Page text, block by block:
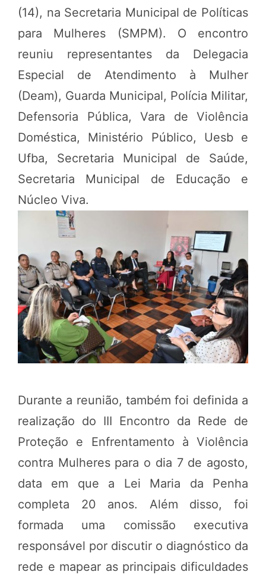
(14), na Secretaria Municipal de Políticas
para Mulheres (SMPM). O encontro
reuniu representantes da Delegacia
Especial de Atendimento à Mulher
(Deam), Guarda Municipal, Polícia Militar,
Defensoria Pública, Vara de Violência
Doméstica, Ministério Público, Uesb e
Ufba, Secretaria Municipal de Saúde,
Secretaria Municipal de Educação e
Núcleo Viva.
Durante a reunião, também foi definida a
realização do III Encontro da Rede de
Proteção e Enfrentamento à Violência
contra Mulheres para o dia 7 de agosto,
data em que a Lei Maria da Penha
completa 20 anos. Além disso, foi
formada uma comissão executiva
responsável por discutir o diagnóstico da
rede e mapear as principais dificuldades